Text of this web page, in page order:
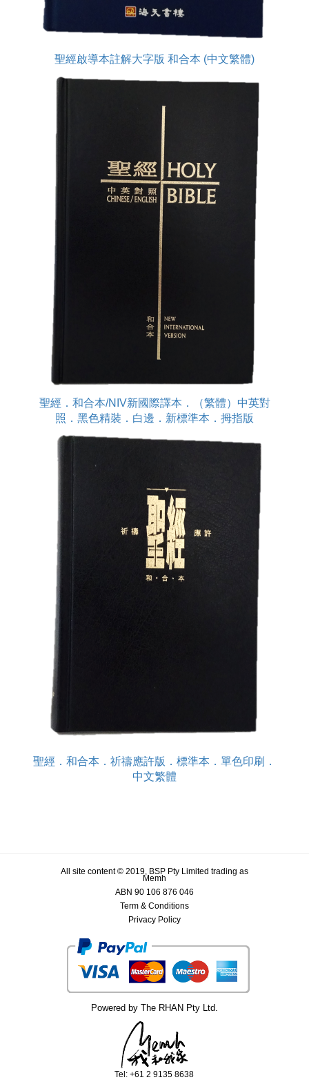
聖經啟導本註解大字版 和合本 (中文繁體)
聖經．和合本/NIV新國際譯本．（繁體）中英對
照．黑色精裝．白邊．新標準本．拇指版
聖經．和合本．祈禱應許版．標準本．單色印刷．
中文繁體
All site content © 2019, BSP Pty Limited trading as
Memh
ABN 90 106 876 046
Term & Conditions
Privacy Policy
Powered by The RHAN Pty Ltd.
Tel: +61 2 9135 8638